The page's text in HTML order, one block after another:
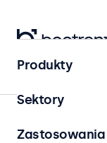
Strona główna
Produkty
Sektory
Zastosowania